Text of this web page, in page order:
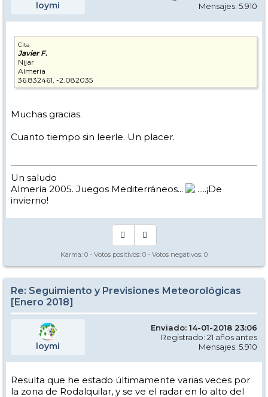
loymi
Mensajes: 5.910
Cita
Javier F.
Níjar
Almería
36.832461, -2.082035
Muchas gracias.
Cuanto tiempo sin leerle. Un placer.
Un saludo
Almería 2005. Juegos Mediterráneos...
.....¡De
invierno!
Karma: 0 - Votos positivos: 0 - Votos negativos: 0
Re: Seguimiento y Previsiones Meteorológicas
[Enero 2018]
loymi
Enviado: 14-01-2018 23:06
Registrado: 21 años antes
Mensajes: 5.910
Resulta que he estado últimamente varias veces por
la zona de Rodalquilar, y se ve el radar en lo alto del